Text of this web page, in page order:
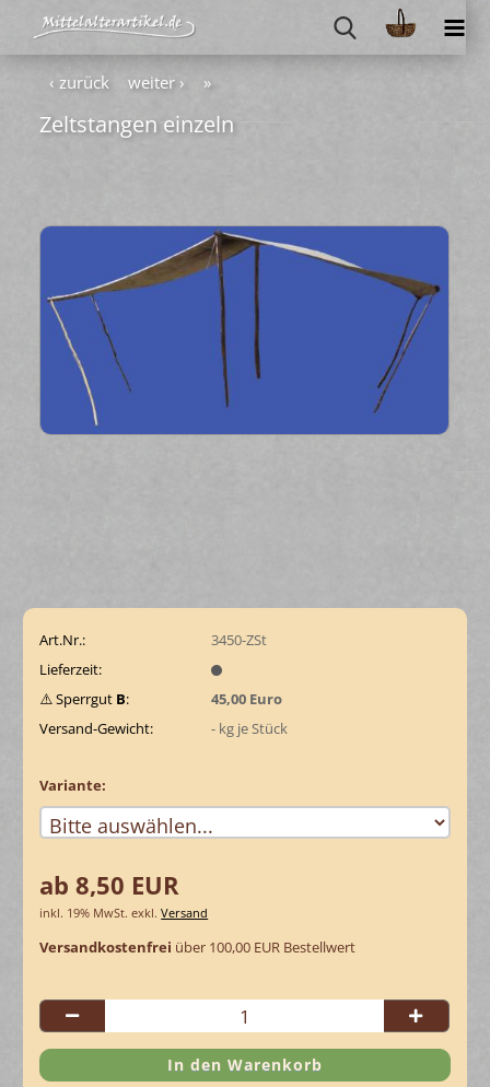
‹ zurück weiter › »
Zelt­stan­gen ein­zeln
Art.Nr.:
3450-ZSt
Lieferzeit:
⚠️ Sperrgut B:
45,00 Euro
Versand-Gewicht:
-kg je Stück
Variante:
ab 8,50 EUR
inkl. 19% MwSt. exkl.Versand
Versandkostenfrei über 100,00 EUR Bestellwert